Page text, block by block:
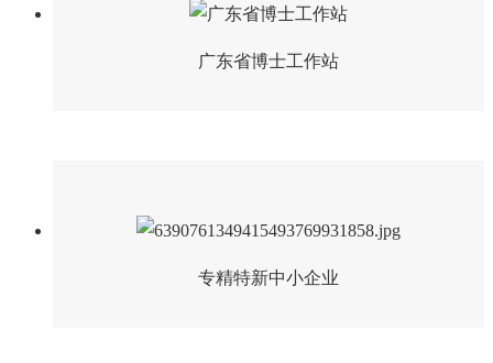
广东省博士工作站
专精特新中小企业